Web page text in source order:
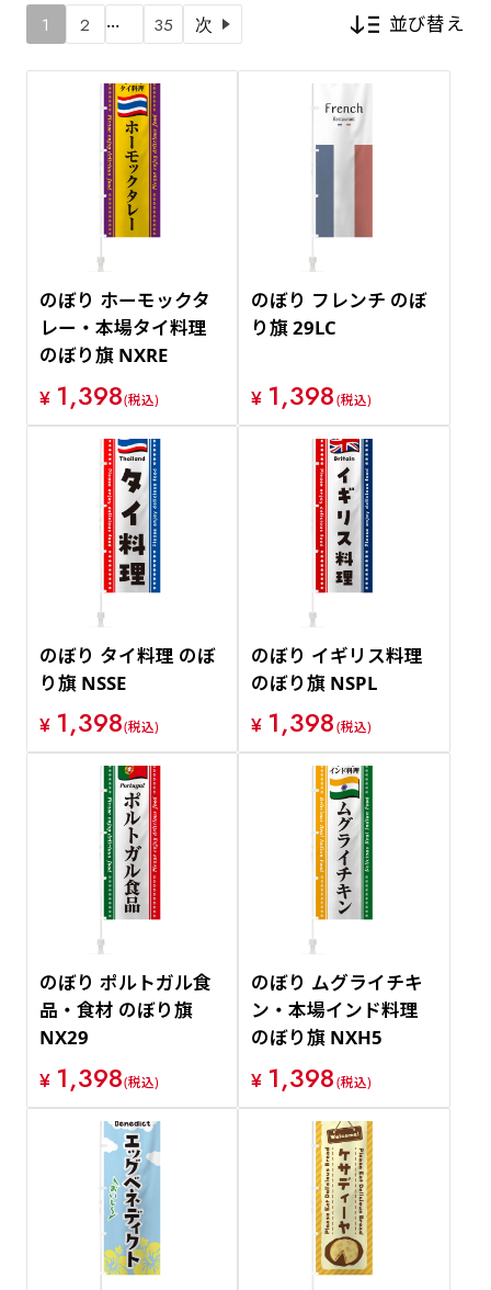
1 2 … 35 次 並び替え
新着順
価格が高い順
のぼり ホーモックタ
レー・本場タイ料理
のぼり旗 NXRE
¥ 1,398(税込)
のぼり フレンチ のぼ
り旗 29LC
¥ 1,398(税込)
のぼり タイ料理 のぼ
り旗 NSSE
¥ 1,398(税込)
のぼり イギリス料理
のぼり旗 NSPL
¥ 1,398(税込)
のぼり ポルトガル食
品・食材 のぼり旗
NX29
¥ 1,398(税込)
のぼり ムグライチキ
ン・本場インド料理
のぼり旗 NXH5
¥ 1,398(税込)